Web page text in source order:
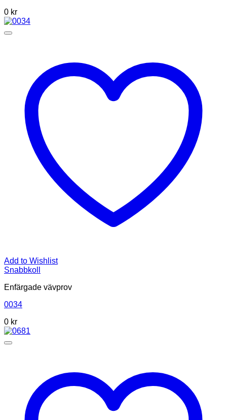
0 kr
Add to Wishlist
Snabbkoll
Enfärgade vävprov
0034
0 kr